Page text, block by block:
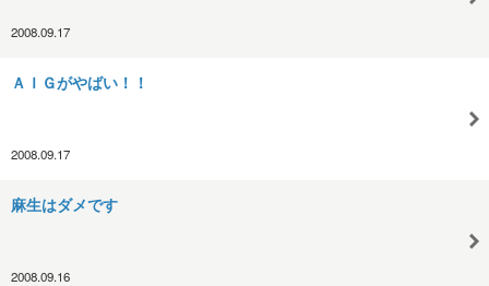
2008.09.17
ＡＩＧがやばい！！
2008.09.17
麻生はダメです
2008.09.16